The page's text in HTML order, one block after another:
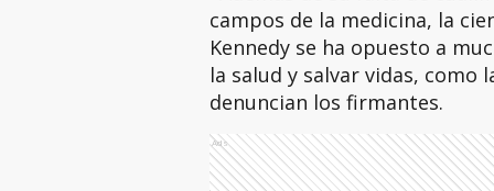
campos de la medicina, la
Kennedy se ha opuesto a
la salud y salvar vidas,
denuncian los firmantes.
Ads